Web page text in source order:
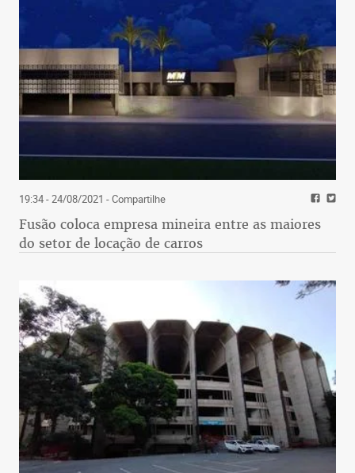
19:34 - 24/08/2021 - Compartilhe
Fusão coloca empresa mineira entre as maiores
do setor de locação de carros